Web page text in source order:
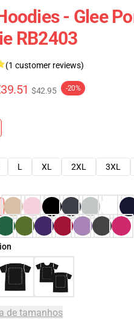
- Glee
RB2403
(1 customer reviews)
$42.95 -20%
L XL 2XL 3XL
de tamanhos